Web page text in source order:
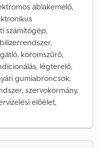
ablakemelő,
számítógép,
koromszűrő,
légterelő,
gumiabroncsok,
szervokormány,
előélet,